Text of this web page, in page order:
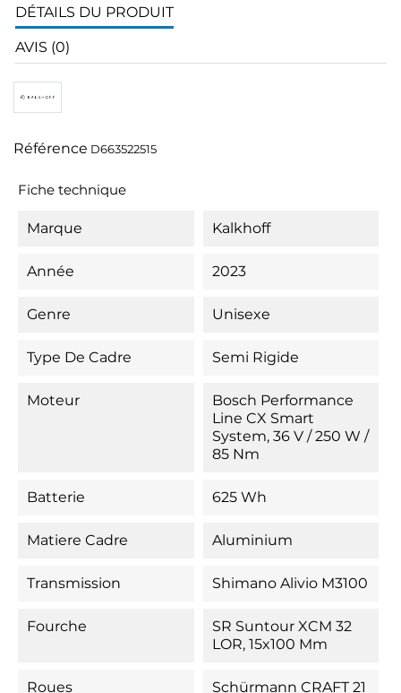
DÉTAILS DU PRODUIT
AVIS (0)
Référence D663522515
Fiche technique
Marque Kalkhoff
Année 2023
Genre Unisexe
Type De Cadre Semi Rigide
Moteur
Bosch Performance
Line CX Smart
System, 36 V / 250 W /
85 Nm
Batterie 625 Wh
Matiere Cadre Aluminium
Transmission Shimano Alivio M3100
Fourche
SR Suntour XCM 32
LOR, 15x100 Mm
Roues Schürmann CRAFT 21